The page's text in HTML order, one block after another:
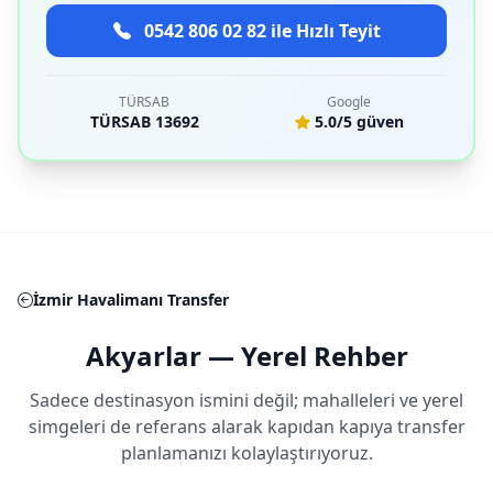
0542 806 02 82 ile Hızlı Teyit
TÜRSAB
TÜRSAB 13692
Google
5.0/5 güven
İzmir Havalimanı Transfer
Akyarlar — Yerel Rehber
Sadece destinasyon ismini değil; mahalleleri ve yerel
simgeleri de referans alarak kapıdan kapıya transfer
planlamanızı kolaylaştırıyoruz.